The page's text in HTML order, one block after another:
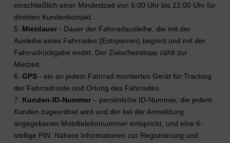
einschließlich einer Mindestzeit von 6:00 Uhr bis 22:00 Uhr für
direkten Kundenkontakt.
5. Mietdauer- Dauer der Fahrradausleihe, die mit der
Ausleihe eines Fahrrades (Entsperren) beginnt und mit der
Fahrradrückgabe endet. Der Zwischenstopp zählt zur
Mietzeit.
6. GPS- ein an jedem Fahrrad montiertes Gerät für Tracking
der Fahrradroute und Ortung des Fahrrades.
7. Kunden-ID-Nummer– persönliche ID-Nummer, die jedem
Kunden zugeordnet wird und der bei der Anmeldung
angegebenen Mobiltelefonnummer entspricht, und eine 6-
stellige PIN. Nähere Informationen zur Registrierung und